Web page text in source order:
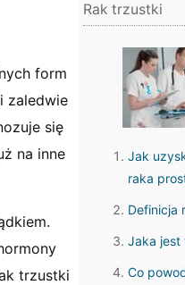
form
zaledwie
się
na inne
trzustki
Rak trzustki
Jak
raka
Definicja
Jaka jest
Co